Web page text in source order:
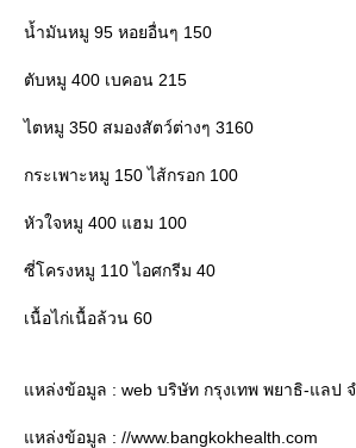
น้ำมันหมู 95 หอยอื่นๆ 150
ตับหมู 400 เบคอน 215
ไตหมู 350 สมองสัตว์ต่างๆ 3160
กระเพาะหมู 150 ไส้กรอก 100
หัวใจหมู 400 แฮม 100
ซี่โครงหมู 110 ไอศกรีม 40
เนื้อไก่เนื้อล้วน 60
หล่งข้อมูล : web บริษัท กรุงเทพ พยาธิ-แลป จ
หล่งข้อมูล : //www.bangkokhealth.com